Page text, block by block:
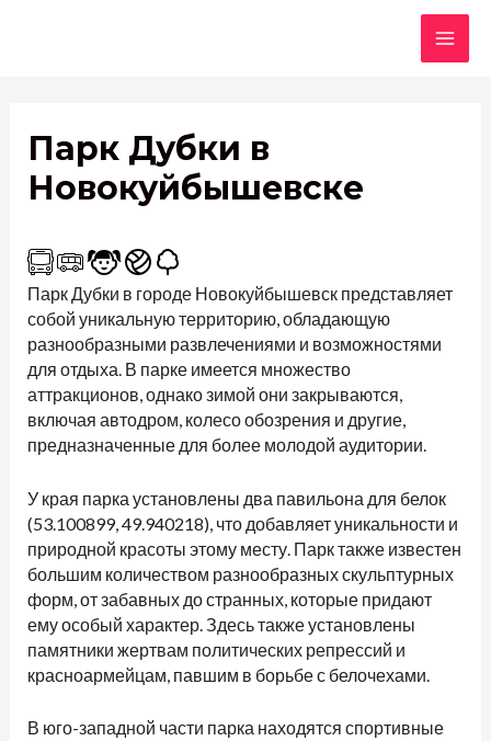
Парк Дубки в
Новокуйбышевске
Парк Дубки в городе Новокуйбышевск представляет
собой уникальную территорию, обладающую
разнообразными развлечениями и возможностями
для отдыха. В парке имеется множество
аттракционов, однако зимой они закрываются,
включая автодром, колесо обозрения и другие,
предназначенные для более молодой аудитории.
У края парка установлены два павильона для белок
(53.100899, 49.940218), что добавляет уникальности и
природной красоты этому месту. Парк также известен
большим количеством разнообразных скульптурных
форм, от забавных до странных, которые придают
ему особый характер. Здесь также установлены
памятники жертвам политических репрессий и
красноармейцам, павшим в борьбе с белочехами.
В юго-западной части парка находятся спортивные